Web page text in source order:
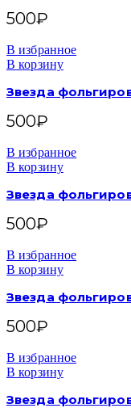
500₽
В избранное
В корзину
Звезда
500₽
В избранное
В корзину
Звезда
500₽
В избранное
В корзину
Звезда
500₽
В избранное
В корзину
Звезда